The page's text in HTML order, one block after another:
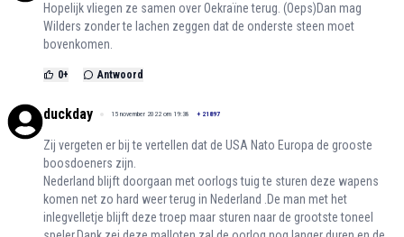
Hopelijk vliegen ze samen over Oekraïne terug. (Oeps)Dan mag
Wilders zonder te lachen zeggen dat de onderste steen moet
bovenkomen.
0+ Antwoord
duckday 15 november 2022 om 19:38 + 21897
Zij vergeten er bij te vertellen dat de USA Nato Europa de grooste
boosdoeners zijn.
Nederland blijft doorgaan met oorlogs tuig te sturen deze wapens
komen net zo hard weer terug in Nederland .De man met het
inlegvelletje blijft deze troep maar sturen naar de grootste toneel